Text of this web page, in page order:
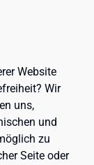
Website
Wir
uns,
und
zu
Seite oder